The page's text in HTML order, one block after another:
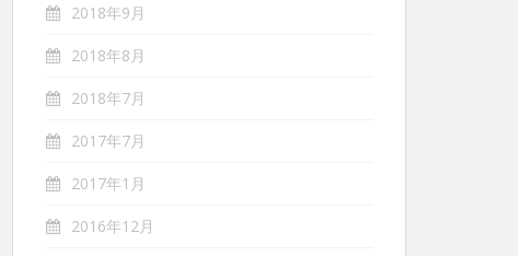
2018年9月
2018年8月
2018年7月
2017年7月
2017年1月
2016年12月